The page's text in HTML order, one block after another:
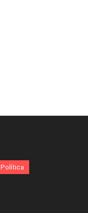
Política